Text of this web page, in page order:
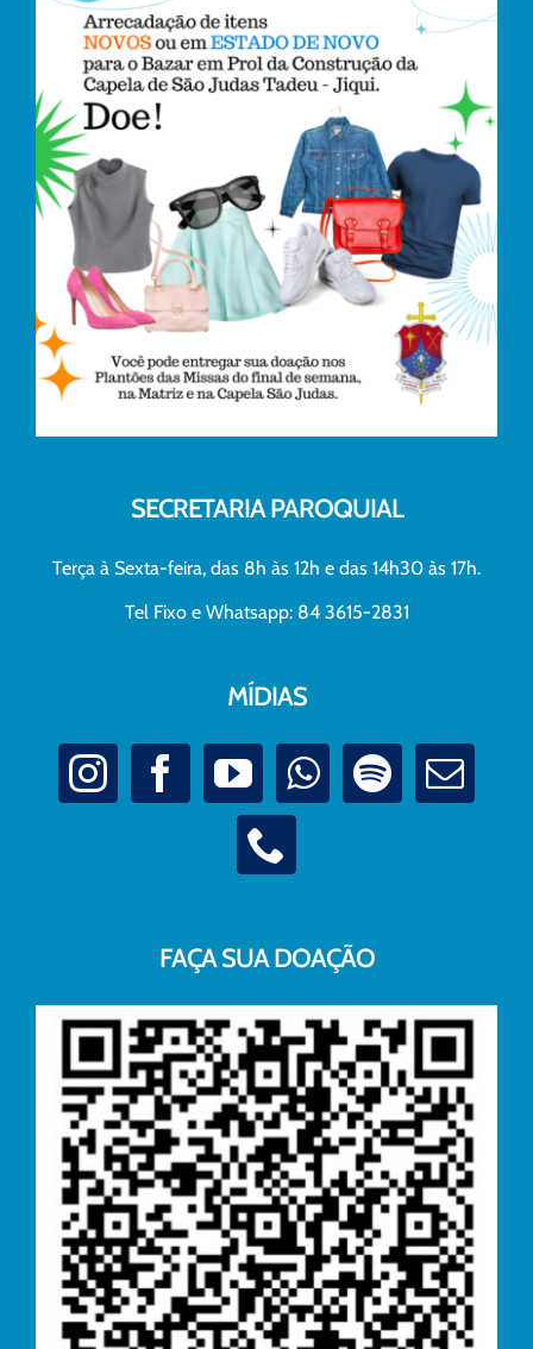
SECRETARIA PAROQUIAL
Terça à Sexta-feira, das 8h às 12h e das 14h30 às 17h.
Tel Fixo e Whatsapp: 84 3615-2831
MÍDIAS
FAÇA SUA DOAÇÃO